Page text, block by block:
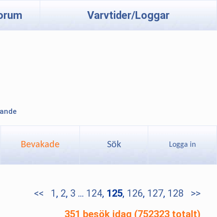
Varvtider/Loggar
Bevakade Sök Logga in
<< 1 , 2, 3 ... 124, 125, 126, 127, 128
>>
351 besök idag (752323 totalt)